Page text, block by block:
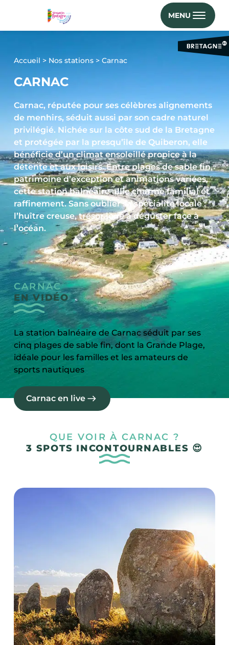
MENU
Accueil > Nos stations> Carnac
CARNAC
Carnac, réputée pour ses célèbres alignements
de menhirs, séduit aussi par son cadre naturel
privilégié. Nichée sur la côte sud de la Bretagne
et protégée par la presqu’île de Quiberon, elle
bénéficie d’un climat ensoleillé propice à la
détente et aux loisirs. Entre plages de sable fin,
patrimoine d’exception et animations variées,
cette station balnéaire allie charme familial et
raffinement. Sans oublier sa spécialité locale :
l’huître creuse, trésor iodé à déguster face à
l’océan.
CARNAC
EN VIDÉO
La station balnéaire de Carnac séduit par ses
cinq plages de sable fin, dont la Grande Plage,
idéale pour les familles et les amateurs de
sports nautiques
Carnac en live
QUE VOIR À CARNAC ?
3 SPOTS INCONTOURNABLES 😍